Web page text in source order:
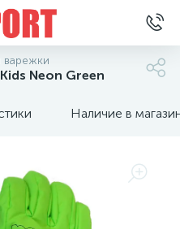
варежки
Neon Green
Наличие в